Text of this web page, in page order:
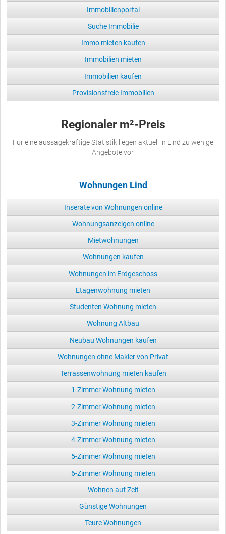
Immobilienportal
Suche Immobilie
Immo mieten kaufen
Immobilien mieten
Immobilien kaufen
Provisionsfreie Immobilien
Regionaler m²-Preis
Für eine aussagekräftige Statistik liegen aktuell in Lind zu wenige
Angebote vor.
Wohnungen Lind
Inserate von Wohnungen online
Wohnungsanzeigen online
Mietwohnungen
Wohnungen kaufen
Wohnungen im Erdgeschoss
Etagenwohnung mieten
Studenten Wohnung mieten
Wohnung Altbau
Neubau Wohnungen kaufen
Wohnungen ohne Makler von Privat
Terrassenwohnung mieten kaufen
1-Zimmer Wohnung mieten
2-Zimmer Wohnung mieten
3-Zimmer Wohnung mieten
4-Zimmer Wohnung mieten
5-Zimmer Wohnung mieten
6-Zimmer Wohnung mieten
Wohnen auf Zeit
Günstige Wohnungen
Teure Wohnungen